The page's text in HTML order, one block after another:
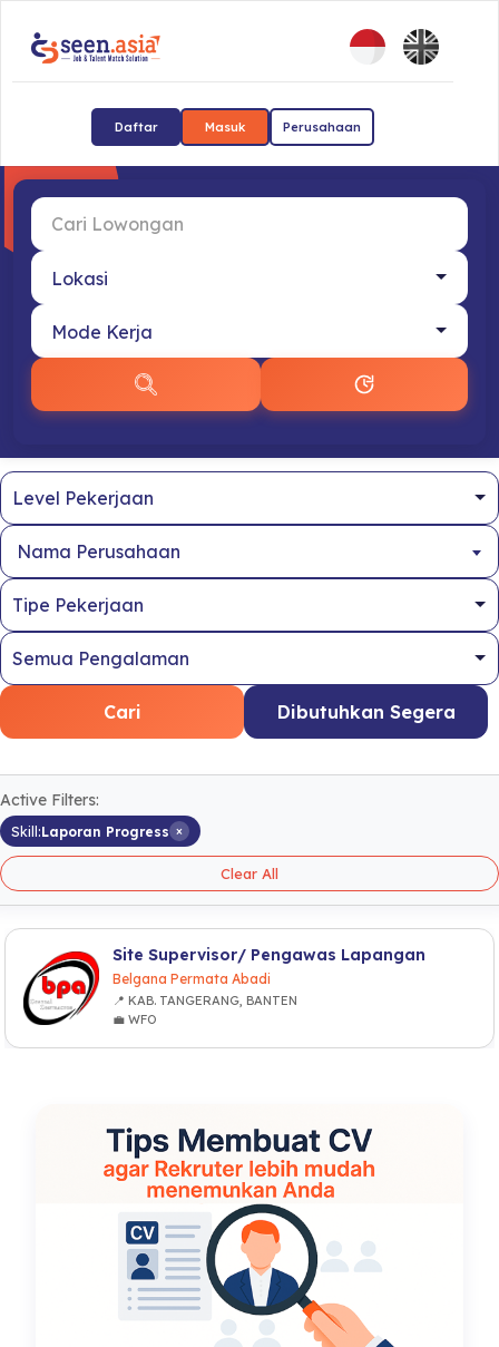
Daftar Masuk Perusahaan
Nama Perusahaan
Cari Dibutuhkan Segera
Active Filters:
Skill:Laporan Progress ×
Clear All
Site Supervisor/ Pengawas Lapangan
Belgana Permata Abadi
📍 KAB. TANGERANG, BANTEN
💼 WFO